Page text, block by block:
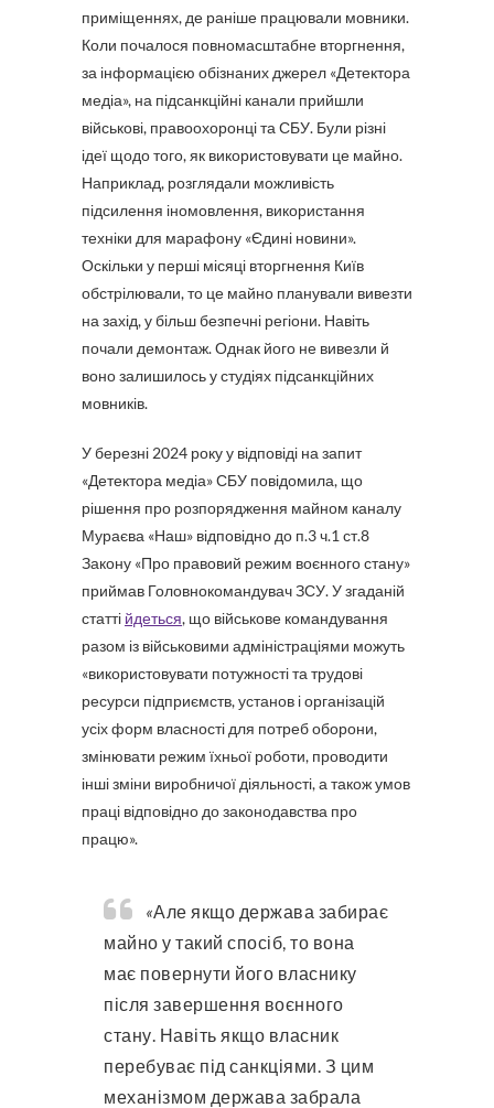
приміщеннях, де раніше працювали мовники.
Коли почалося повномасштабне вторгнення,
за інформацією обізнаних джерел «Детектора
медіа», на підсанкційні канали прийшли
військові, правоохоронці та СБУ. Були різні
ідеї щодо того, як використовувати це майно.
Наприклад, розглядали можливість
підсилення іномовлення, використання
техніки для марафону «Єдині новини».
Оскільки у перші місяці вторгнення Київ
обстрілювали, то це майно планували вивезти
на захід, у більш безпечні регіони. Навіть
почали демонтаж. Однак його не вивезли й
воно залишилось у студіях підсанкційних
мовників.
У березні 2024 року у відповіді на запит
«Детектора медіа» СБУ повідомила, що
рішення про розпорядження майном каналу
Мураєва «Наш» відповідно до п.3 ч.1 ст.8
Закону «Про правовий режим воєнного стану»
приймав Головнокомандувач ЗСУ. У згаданій
статті йдеться, що військове командування
разом із військовими адміністраціями можуть
«використовувати потужності та трудові
ресурси підприємств, установ і організацій
усіх форм власності для потреб оборони,
змінювати режим їхньої роботи, проводити
інші зміни виробничої діяльності, а також умов
праці відповідно до законодавства про
працю».
«Але якщо держава забирає
майно у такий спосіб, то вона
має повернути його власнику
після завершення воєнного
стану. Навіть якщо власник
перебуває під санкціями. З цим
механізмом держава забрала